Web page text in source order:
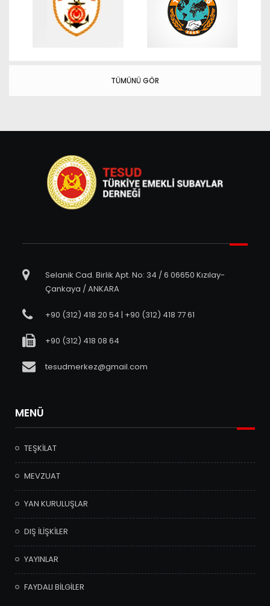
TÜMÜNÜ GÖR
Selanik Cad. Birlik Apt. No: 34 / 6 06650 Kızılay-
Çankaya / ANKARA
+90 (312) 418 20 54 | +90 (312) 418 77 61
+90 (312) 418 08 64
tesudmerkez@gmail.com
MENÜ
TEŞKİLAT
MEVZUAT
YAN KURULUŞLAR
DIŞ İLİŞKİLER
YAYINLAR
FAYDALI BİLGİLER